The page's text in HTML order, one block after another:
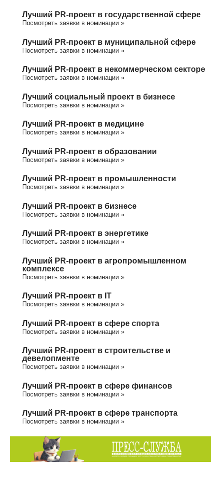
Лучший PR-проект в государственной сфере
Посмотреть заявки в номинации »
Лучший PR-проект в муниципальной сфере
Посмотреть заявки в номинации »
Лучший PR-проект в некоммерческом секторе
Посмотреть заявки в номинации »
Лучший социальный проект в бизнесе
Посмотреть заявки в номинации »
Лучший PR-проект в медицине
Посмотреть заявки в номинации »
Лучший PR-проект в образовании
Посмотреть заявки в номинации »
Лучший PR-проект в промышленности
Посмотреть заявки в номинации »
Лучший PR-проект в бизнесе
Посмотреть заявки в номинации »
Лучший PR-проект в энергетике
Посмотреть заявки в номинации »
Лучший PR-проект в агропромышленном
комплексе
Посмотреть заявки в номинации »
Лучший PR-проект в IT
Посмотреть заявки в номинации »
Лучший PR-проект в сфере спорта
Посмотреть заявки в номинации »
Лучший PR-проект в строительстве и
девелопменте
Посмотреть заявки в номинации »
Лучший PR-проект в сфере финансов
Посмотреть заявки в номинации »
Лучший PR-проект в сфере транспорта
Посмотреть заявки в номинации »